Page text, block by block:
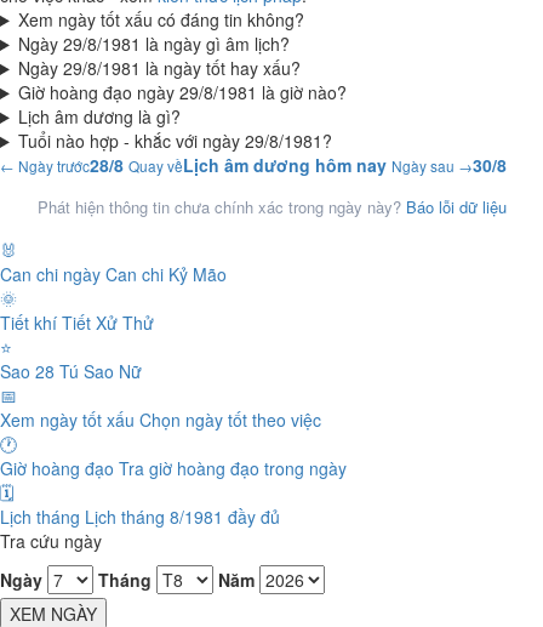
Xem ngày tốt xấu có đáng tin không?
Ngày 29/8/1981 là ngày gì âm lịch?
Ngày 29/8/1981 là ngày tốt hay xấu?
Giờ hoàng đạo ngày 29/8/1981 là giờ nào?
Lịch âm dương là gì?
Tuổi nào hợp - khắc với ngày 29/8/1981?
← Ngày trước28/8 Quay vềLịch âm dương hôm nay Ngày sau →30/8
Phát hiện thông tin chưa chính xác trong ngày này? Báo lỗi dữ liệu
🐰
Can chi ngày Can chi Kỷ Mão
🌞
Tiết khí Tiết Xử Thử
⭐
Sao 28 Tú Sao Nữ
📅
Xem ngày tốt xấu Chọn ngày tốt theo việc
🕐
Giờ hoàng đạo Tra giờ hoàng đạo trong ngày
🗓️
Lịch tháng Lịch tháng 8/1981 đầy đủ
Tra cứu ngày
Ngày
Tháng
Năm
XEM NGÀY